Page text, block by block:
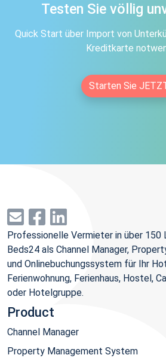
Testen Sie völlig
Quick Start über Import von
Kreditkarte
Starten Sie
Professionelle Vermieter in über 150
Beds24 als Channel Manager,
und Onlinebuchungssystem für Ihr
Ferienwohnung, Ferienhaus, Hostel,
oder Hotelgruppe.
Product
Channel Manager
Property Management System